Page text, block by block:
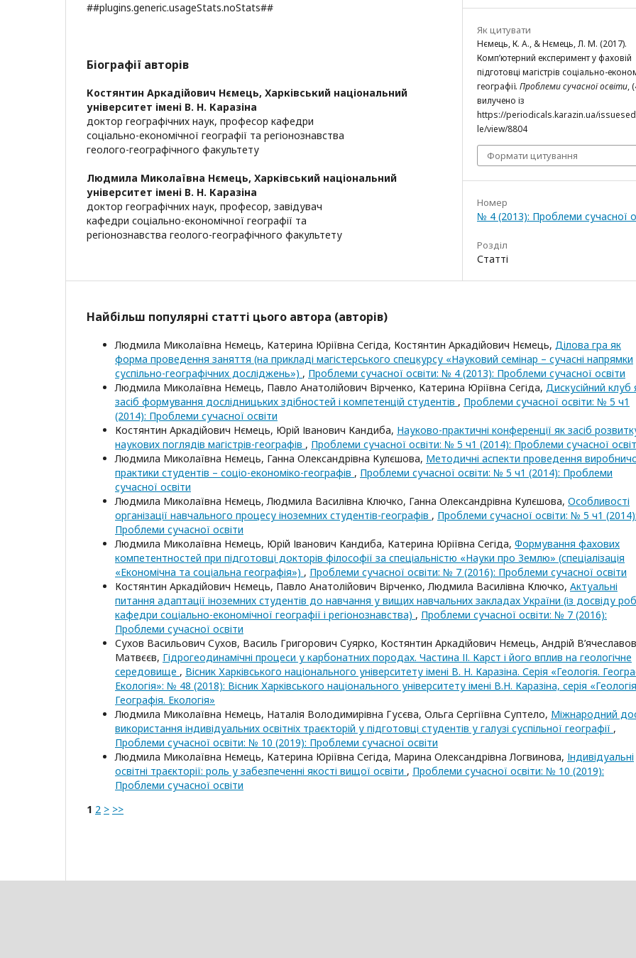
##plugins.generic.usageStats.noStats##
Біографії авторів
Костянтин Аркадійович Нємець, Харківський національний
університет імені В. Н. Каразіна
доктор географічних наук, професор кафедри
соціально-економічної географії та регіонознавства
геолого-географічного факультету
Людмила Миколаївна Нємець, Харківський національний
університет імені В. Н. Каразіна
доктор географічних наук, професор, завідувач
кафедри соціально-економічної географії та
регіонознавства геолого-географічного факультету
Як цитувати
Нємець, К. А., & Нємець, Л. М. (2017).
Комп’ютерний експеримент у фаховій
підготовці магістрів соціально-
географії. Проблеми сучасної освіти,
вилучено із
https://periodicals.karazin.ua/
le/view/8804
Формати цитування
Номер
№ 4 (2013): Проблеми сучасної
Розділ
Статті
Найбільш популярні статті цього автора (авторів)
Людмила Миколаївна Нємець, Катерина Юріївна Сегіда, Костянтин Аркадійович Нємець, Ділова гра як
форма проведення заняття (на прикладі магістерського спецкурсу «Науковий семінар – сучасні напрямки
суспільно-географічних досліджень») , Проблеми сучасної освіти: № 4 (2013): Проблеми сучасної освіти
Людмила Миколаївна Нємець, Павло Анатолійович Вірченко, Катерина Юріївна Сегіда, Дискусійний клуб
засіб формування дослідницьких здібностей і компетенцій студентів , Проблеми сучасної освіти: № 5 ч1
(2014): Проблеми сучасної освіти
Костянтин Аркадійович Нємець, Юрій Іванович Кандиба, Науково-практичні конференції як засіб
наукових поглядів магістрів-географів , Проблеми сучасної освіти: № 5 ч1 (2014): Проблеми сучасної
Людмила Миколаївна Нємець, Ганна Олександрівна Кулєшова, Методичні аспекти проведення
практики студентів – соціо-економіко-географів , Проблеми сучасної освіти: № 5 ч1 (2014): Проблеми
сучасної освіти
Людмила Миколаївна Нємець, Людмила Василівна Ключко, Ганна Олександрівна Кулєшова, Особливості
організації навчального процесу іноземних студентів-географів , Проблеми сучасної освіти: № 5 ч1 (2014):
Проблеми сучасної освіти
Людмила Миколаївна Нємець, Юрій Іванович Кандиба, Катерина Юріївна Сегіда, Формування фахових
компетентностей при підготовці докторів філософії за спеціальністю «Науки про Землю» (спеціалізація
«Економічна та соціальна географія») , Проблеми сучасної освіти: № 7 (2016): Проблеми сучасної освіти
Костянтин Аркадійович Нємець, Павло Анатолійович Вірченко, Людмила Василівна Ключко, Актуальні
питання адаптації іноземних студентів до навчання у вищих навчальних закладах України (із досвіду
кафедри соціально-економічної географії і регіонознавства) , Проблеми сучасної освіти: № 7 (2016):
Проблеми сучасної освіти
Сухов Васильович Сухов, Василь Григорович Суярко, Костянтин Аркадійович Нємець, Андрій
Матвєєв, Гідрогеодинамічні процеси у карбонатних породах. Частина ІІ. Карст і його вплив на геологічне
середовище , Вісник Харківського національного університету імені В. Н. Каразіна. Серія «Геологія.
Екологія»: № 48 (2018): Вісник Харківського національного університету імені В.Н. Каразіна, серія
Географія. Екологія»
Людмила Миколаївна Нємець, Наталія Володимирівна Гусєва, Ольга Сергіївна Суптело, Міжнародний
використання індивідуальних освітніх траєкторій у підготовці студентів у галузі суспільної географії ,
Проблеми сучасної освіти: № 10 (2019): Проблеми сучасної освіти
Людмила Миколаївна Нємець, Катерина Юріївна Сегіда, Марина Олександрівна Логвинова, Індивідуальні
освітні траєкторії: роль у забезпеченні якості вищої освіти , Проблеми сучасної освіти: № 10 (2019):
Проблеми сучасної освіти
1 2 > >>